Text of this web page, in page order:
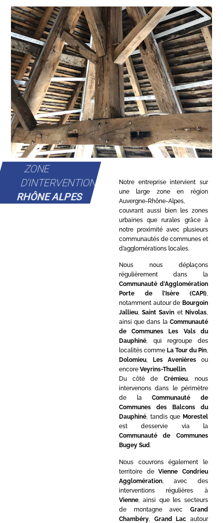
ZONE
D'INTERVENTION
RHÔNE ALPES
Notre entreprise intervient sur
une large zone en région
Auvergne-Rhône-Alpes,
couvrant aussi bien les zones
urbaines que rurales grâce à
notre proximité avec plusieurs
communautés de communes et
d’agglomérations locales.
Nous nous déplaçons
régulièrement dans la
Communauté d’Agglomération
Porte de l’Isère (CAPI),
notamment autour de Bourgoin
Jallieu,Saint Savin et Nivolas,
ainsi que dans la Communauté
de Communes Les Vals du
Dauphiné, qui regroupe des
localités comme La Tour du Pin,
Dolomieu, Les Avenièresou
encore Veyrins-Thuellin.
Du côté de Crémieu, nous
intervenons dans le périmètre
de laCommunauté de
Communes des Balcons du
Dauphiné, tandis que Morestel
est desservie via la
Communauté de Communes
Bugey Sud.
Nous couvrons également le
territoire deVienne Condrieu
Agglomération, avec des
interventions régulières à
Vienne, ainsi que les secteurs
de montagne avec Grand
Chambéry, Grand Lac autour